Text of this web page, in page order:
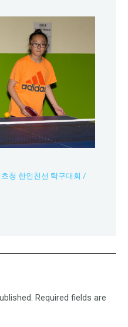
청 한인친선 탁구대회 /
Required fields are